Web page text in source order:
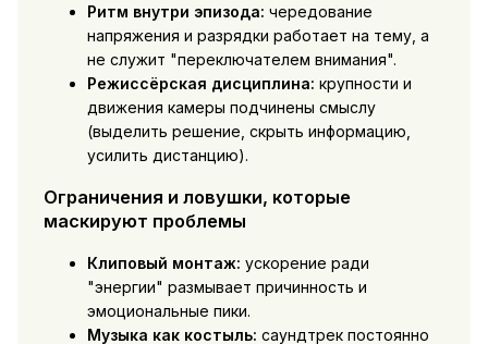
Ритм внутри эпизода: чередование
напряжения и разрядки работает на тему, а
не служит "переключателем внимания".
Режиссёрская дисциплина: крупности и
движения камеры подчинены смыслу
(выделить решение, скрыть информацию,
усилить дистанцию).
Ограничения и ловушки, которые
маскируют проблемы
Клиповый монтаж: ускорение ради
"энергии" размывает причинность и
эмоциональные пики.
Музыка как костыль: саундтрек постоянно